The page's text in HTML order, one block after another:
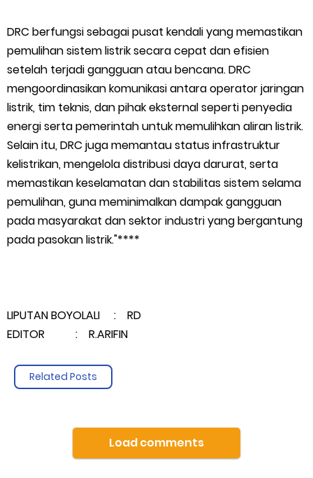
DRC berfungsi sebagai pusat kendali yang memastikan
pemulihan sistem listrik secara cepat dan efisien
setelah terjadi gangguan atau bencana. DRC
mengoordinasikan komunikasi antara operator jaringan
listrik, tim teknis, dan pihak eksternal seperti penyedia
energi serta pemerintah untuk memulihkan aliran listrik.
Selain itu, DRC juga memantau status infrastruktur
kelistrikan, mengelola distribusi daya darurat, serta
memastikan keselamatan dan stabilitas sistem selama
pemulihan, guna meminimalkan dampak gangguan
pada masyarakat dan sektor industri yang bergantung
pada pasokan listrik."****
LIPUTAN BOYOLALI : RD
EDITOR : R.ARIFIN
Related Posts
Load comments